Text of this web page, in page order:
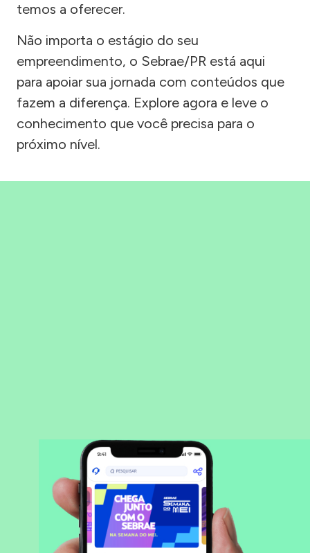
temos a oferecer.
Não importa o estágio do seu
empreendimento, o Sebrae/PR está aqui
para apoiar sua jornada com conteúdos que
fazem a diferença. Explore agora e leve o
conhecimento que você precisa para o
próximo nível.